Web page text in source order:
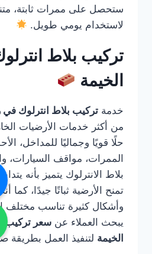
ستحصل على ممرات ثابتة،
لاستخدام يومي طويل.
تركيب بلاط
الخيمة
خدمة تركيب بلاط انترلوك
من أكثر خدمات الأرضيات
حلًا قويًا وجماليًا للمداخل،
الممرات، مواقف السيارات،
بلاط الانترلوك يتميز بأنه
تمنح الأرضية ثباتًا جيدًا، كما
وأشكال كثيرة تناسب مختلف
يبحث العملاء عن سعر تركيب
الخيمة لتنفيذ العمل بطريقة